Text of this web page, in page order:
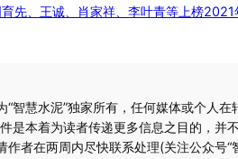
先、王诚、肖家祥、李叶青等上榜2021
“智慧水泥”独家所有，任何媒体或个人
是本着为读者传递更多信息之目的，并
作者在两周内尽快联系处理(关注公众号“